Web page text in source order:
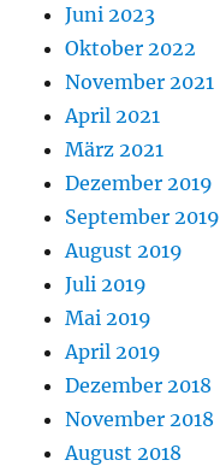
Juni 2023
Oktober 2022
November 2021
April 2021
März 2021
Dezember 2019
September 2019
August 2019
Juli 2019
Mai 2019
April 2019
Dezember 2018
November 2018
August 2018